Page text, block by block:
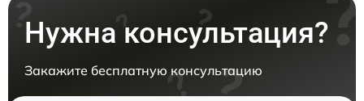
Нужна консультация?
Закажите бесплатную консультацию